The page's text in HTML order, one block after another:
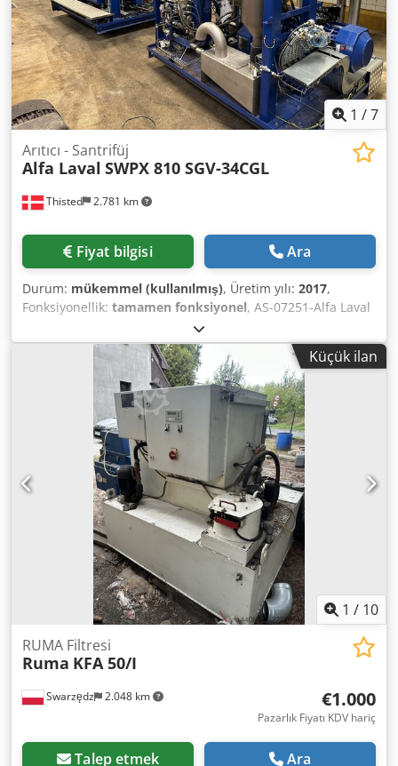
1 /7
Thisted 2.781 km
Arıtıcı - Santrifüj
Alfa Laval SWPX 810 SGV-34CGL
Fiyat bilgisi Ara
Durum: mükemmel (kullanılmış), Üretim yılı: 2017,
Fonksiyonellik: tamamen fonksiyonel, AS-07251-Alfa Laval
Berraklaştırma Modülü 10 m³/saat ALFA-LAVAL PURE SOX
(SWPX 810 SGV-34CGL) BERRAKLAŞTIRMA MODÜLÜ, 316
paslanmaz çelik. Cjdpfx Agew Ap I Ae Uerf Minimum
kapasite: 10.000 L/saat Aynı özelliklere sahip 3 adet
sunulmaktadır. Maksimum hazne hızı 7200 devir/dakika,
nominal kapasite 10.000 L/saat, hazne hacmi 15 L, çamur
kapasitesi 9,4 L, sıvı basınç altında deşarj edilir, katı
madde deşarj pompası siklon tanklıdır, 35 kW motor,
460/3/60/1728 devir/dakika, Pure SOx yıkayıcısı, tüm
vanalar, borular, kontrol paneli, aletler, yedek parçalar ve
kullanım kılavuzu ile birlikte tek bir platform üzerinde
birleştirilmiştir. Üretim Yılı: 2017
Küçük ilan
1 / 10
Swarzędz 2.048 km
RUMA Filtresi
Ruma KFA 50/I
€1.000
Pazarlık Fiyatı KDV hariç
Talep etmek Ara